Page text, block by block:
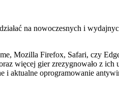
na nowoczesnych i
Mozilla Firefox, Safari, czy
więcej gier zrezygnowało z ich
i aktualne oprogramowanie